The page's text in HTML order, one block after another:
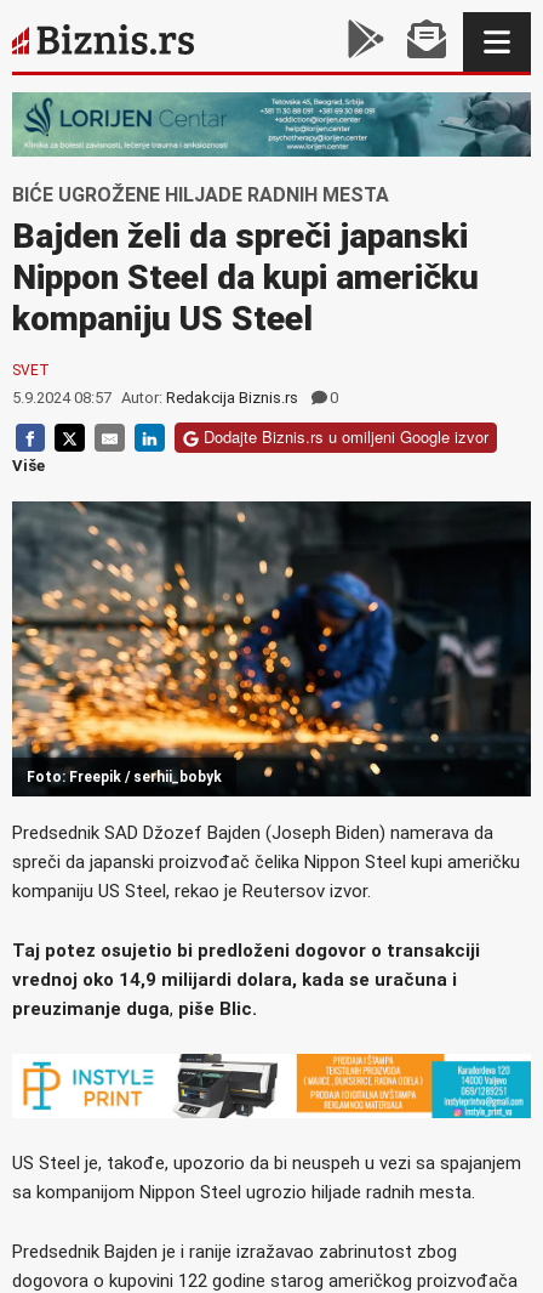
BIĆE UGROŽENE HILJADE RADNIH MESTA
Bajden želi da spreči japanski
Nippon Steel da kupi američku
kompaniju US Steel
SVET
5.9.2024 08:57 Autor: Redakcija Biznis.rs 0
Dodajte Biznis.rs u omiljeni Google izvor
Više
Foto: Freepik / serhii_bobyk
Predsednik SAD Džozef Bajden (Joseph Biden) namerava da
spreči da japanski proizvođač čelika Nippon Steel kupi američku
kompaniju US Steel, rekao je Reutersov izvor.
Taj potez osujetio bi predloženi dogovor o transakciji
vrednoj oko 14,9 milijardi dolara, kada se uračuna i
preuzimanje duga, piše Blic.
US Steel je, takođe, upozorio da bi neuspeh u vezi sa spajanjem
sa kompanijom Nippon Steel ugrozio hiljade radnih mesta.
Predsednik Bajden je i ranije izražavao zabrinutost zbog
dogovora o kupovini 122 godine starog američkog proizvođača